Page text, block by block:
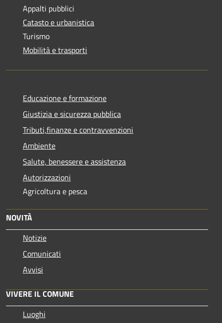
Appalti pubblici
Catasto e urbanistica
Turismo
Mobilità e trasporti
Educazione e formazione
Giustizia e sicurezza pubblica
Tributi,finanze e contravvenzioni
Ambiente
Salute, benessere e assistenza
Autorizzazioni
Agricoltura e pesca
NOVITÀ
Notizie
Comunicati
Avvisi
VIVERE IL COMUNE
Luoghi